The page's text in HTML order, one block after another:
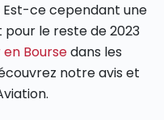
Est-ce cependant une
le reste de 2023
Boursedans les
notre avis et